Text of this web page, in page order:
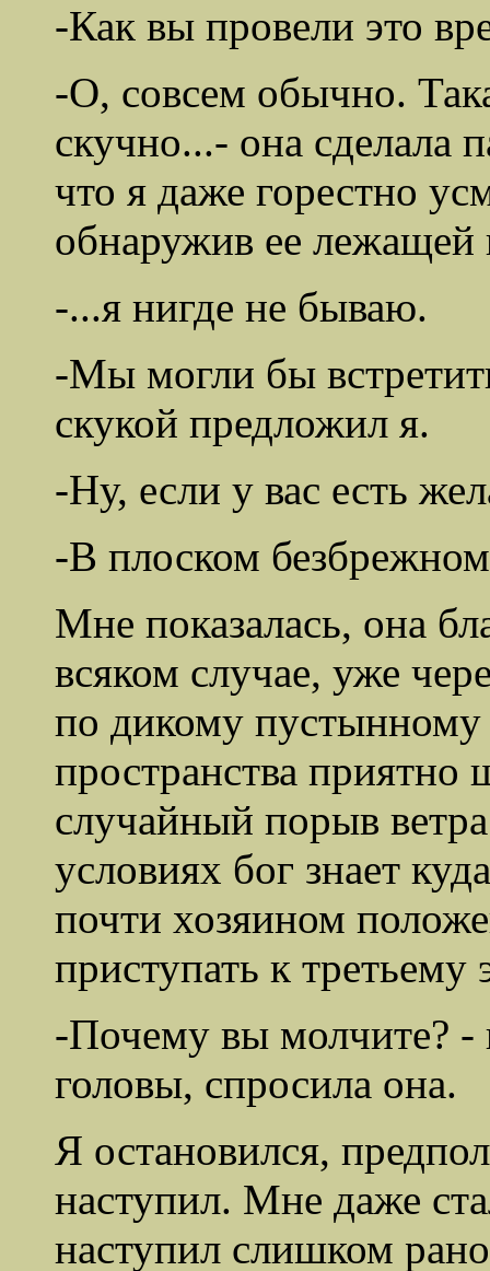
-Как вы провели это
-О, совсем обычно.
скучно...- она сделала
что я даже горестно
обнаружив ее лежащей
-...я нигде не бываю.
-Мы могли бы
скукой предложил я.
-Ну, если у вас есть
-В плоском
Мне показалась, она
всяком случае, уже
по дикому пустынному
пространства приятно
случайный порыв
условиях бог знает
почти хозяином
приступать к третьему
-Почему вы молчите? -
головы, спросила она.
Я остановился,
наступил. Мне даже
наступил слишком